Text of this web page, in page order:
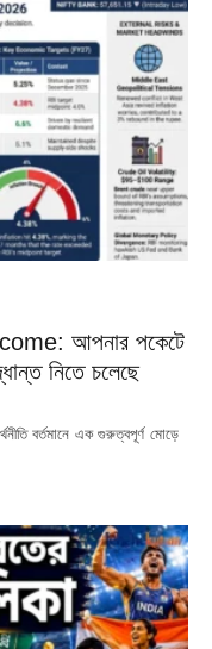
আপনার পকেটে
নিতে চলেছে
বর্তমানে এক গুরুত্বপূর্ণ মোড়ে